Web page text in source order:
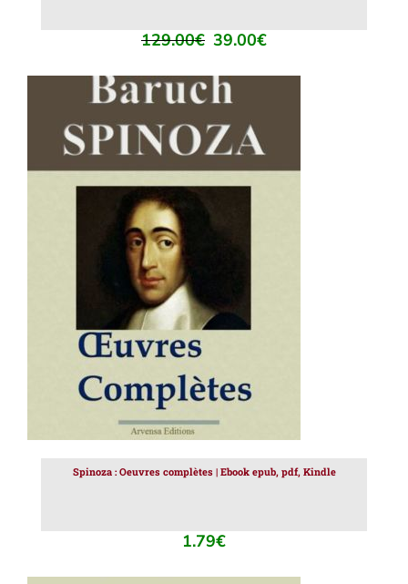
129.00€ Le
initial
était :
129.00€.
39.00€Le
actuel
AJOUTER AU PANIER
Spinoza : Oeuvres complètes | Ebook epub, pdf, Kindle
1.79€